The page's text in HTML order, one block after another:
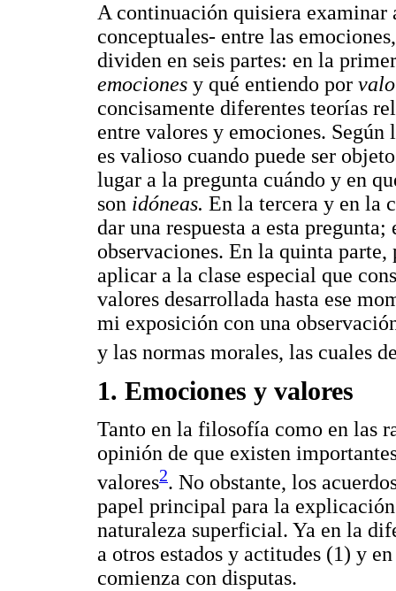
A continuación quisiera examinar
conceptuales- entre las
dividen en seis partes: en la
emociones y qué entiendo por
concisamente diferentes teorías
entre valores y emociones.
es valioso cuando puede ser
lugar a la pregunta cuándo y en
son idóneas. En la tercera y en la
dar una respuesta a esta
observaciones. En la quinta
aplicar a la clase especial que
valores desarrollada hasta ese
mi exposición con una
y las normas morales, las cuales
1. Emociones y valores
Tanto en la filosofía como en las
opinión de que existen
valores2. No obstante, los
papel principal para la
naturaleza superficial. Ya en la
a otros estados y actitudes (1) y
comienza con disputas.